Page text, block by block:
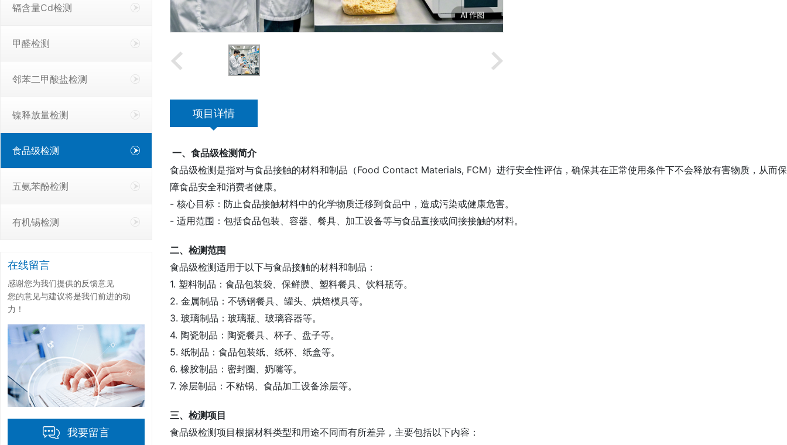
镉含量Cd检测
甲醛检测
邻苯二甲酸盐检测
镍释放量检测
食品级检测
五氨苯酚检测
有机锡检测
在线留言
感谢您为我们提供的反馈意见
您的意见与建议将是我们前进的动
力！
我要留言
项目详情
一、食品级检测简介
食品级检测是指对与食品接触的材料和制品（Food Contact Materials, FCM）进行安全性评估，确保其在正常使用条件下不会释放有害物质，从而保
障食品安全和消费者健康。
- 核心目标：防止食品接触材料中的化学物质迁移到食品中，造成污染或健康危害。
- 适用范围：包括食品包装、容器、餐具、加工设备等与食品直接或间接接触的材料。
二、检测范围
食品级检测适用于以下与食品接触的材料和制品：
1. 塑料制品：食品包装袋、保鲜膜、塑料餐具、饮料瓶等。
2. 金属制品：不锈钢餐具、罐头、烘焙模具等。
3. 玻璃制品：玻璃瓶、玻璃容器等。
4. 陶瓷制品：陶瓷餐具、杯子、盘子等。
5. 纸制品：食品包装纸、纸杯、纸盒等。
6. 橡胶制品：密封圈、奶嘴等。
7. 涂层制品：不粘锅、食品加工设备涂层等。
三、检测项目
食品级检测项目根据材料类型和用途不同而有所差异，主要包括以下内容：